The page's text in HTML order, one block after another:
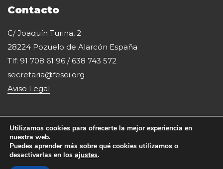
Contacto
C/ Joaquín Turina, 2
28224 Pozuelo de Alarcón España
Tlf: 91 708 61 96 / 638 743 572
secretaria@fesei.org
Aviso Legal
Copyright 2020 Fesei. Todos los derechos reservados.
Utilizamos cookies para ofrecerte la mejor experiencia en
nuestra web.
Puedes aprender más sobre qué cookies utilizamos o
desactivarlas en los ajustes.